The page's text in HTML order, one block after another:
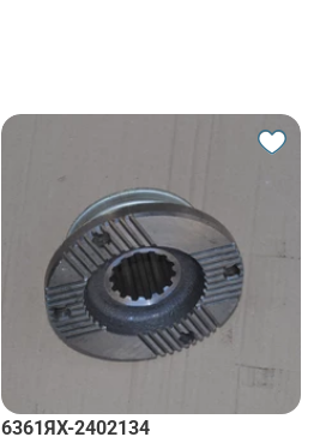
6361ЯХ-2402134